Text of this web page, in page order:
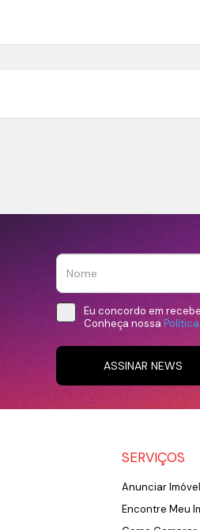
Eu concordo em
Conheça nossa
ASSINAR NEWS
SERVIÇOS
Anunciar Imóvel
Encontre Meu